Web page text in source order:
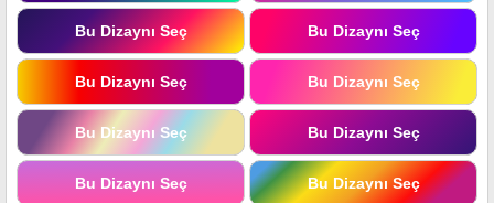
Bu Dizaynı Seç Bu Dizaynı Seç
Bu Dizaynı Seç Bu Dizaynı Seç
Bu Dizaynı Seç Bu Dizaynı Seç
Bu Dizaynı Seç Bu Dizaynı Seç